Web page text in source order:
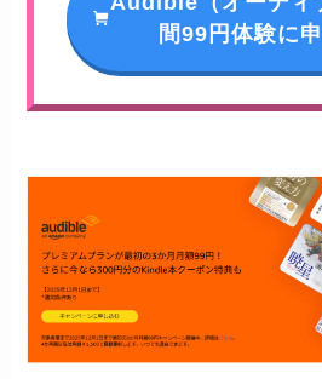
間99円体験に